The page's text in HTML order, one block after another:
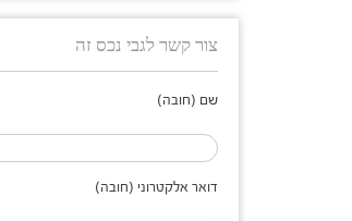
צור קשר לגבי נכס זה
שם (חובה)
דואר אלקטרוני (חובה)